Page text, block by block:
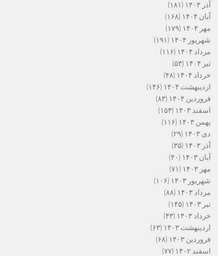
آذر ۱۴۰۴
(۱۸۱)
آبان ۱۴۰۴
(۱۶۸)
مهر ۱۴۰۴
(۱۷۹)
شهریور ۱۴۰۴
(۱۹۱)
مرداد ۱۴۰۴
(۱۱۶)
تیر ۱۴۰۴
(۵۳)
خرداد ۱۴۰۴
(۴۸)
اردیبهشت ۱۴۰۴
(۱۴۶)
فروردین ۱۴۰۴
(۸۳)
اسفند ۱۴۰۳
(۱۵۳)
بهمن ۱۴۰۳
(۱۱۶)
دی ۱۴۰۳
(۲۹)
آذر ۱۴۰۳
(۳۵)
آبان ۱۴۰۳
(۴۰)
مهر ۱۴۰۳
(۷۱)
شهریور ۱۴۰۳
(۱۰۶)
مرداد ۱۴۰۳
(۸۸)
تیر ۱۴۰۳
(۱۴۵)
خرداد ۱۴۰۳
(۴۳)
اردیبهشت ۱۴۰۳
(۶۳)
فروردین ۱۴۰۳
(۶۸)
اسفند ۱۴۰۲
(۷۷)